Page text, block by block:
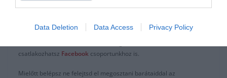
Data Deletion Data Access Privacy Policy
Módosítószó
csatlakozhatsz Facebook csoportunkhoz is.
Mielőtt belépsz ne felejtsd el megosztani barátaiddal az